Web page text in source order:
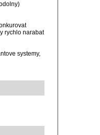
rychlo narabat
systemy,